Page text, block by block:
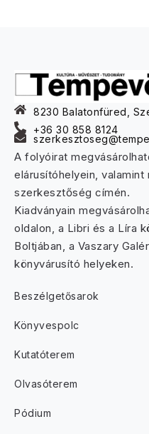
8230 Balatonfüred,
+36 30 858 8124
A folyóirat
elárusítóhelyein, valamint
szerkesztőség címén.
Kiadványain
oldalon, a Libri és a Líra
Boltjában, a Vaszary
könyvárusító helyeken.
Beszélgetősarok
Könyvespolc
Kutatóterem
Olvasóterem
Pódium